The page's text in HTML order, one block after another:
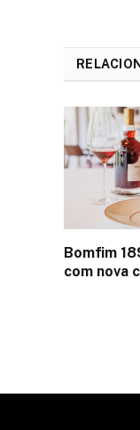
Bomfim
com nova